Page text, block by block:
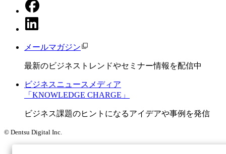
メールマガジン
最新のビジネストレンドやセミナー情報を配信中
ビジネスニュースメディア
「KNOWLEDGE CHARGE」
ビジネス課題のヒントになるアイデアや事例を発信
© Dentsu Digital Inc.